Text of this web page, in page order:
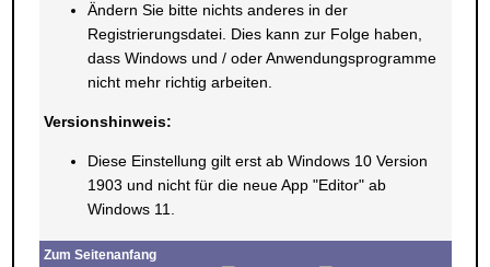
Ändern Sie bitte nichts anderes in der
Registrierungsdatei. Dies kann zur Folge haben,
dass Windows und / oder Anwendungsprogramme
nicht mehr richtig arbeiten.
Versionshinweis:
Diese Einstellung gilt erst ab Windows 10 Version
1903 und nicht für die neue App "Editor" ab
Windows 11.
Zum Seitenanfang